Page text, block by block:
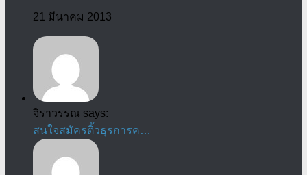
21 มีนาคม 2013
จิราวรรณ says:
สนใจสมัครติ้วธุรการค…